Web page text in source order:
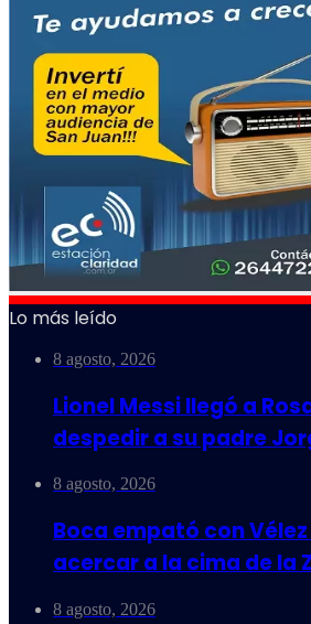
Lo más leído
8 agosto, 2026
Lionel Messi llegó a
despedir a su padre
8 agosto, 2026
Boca empató con
acercar a la cima de la
8 agosto, 2026